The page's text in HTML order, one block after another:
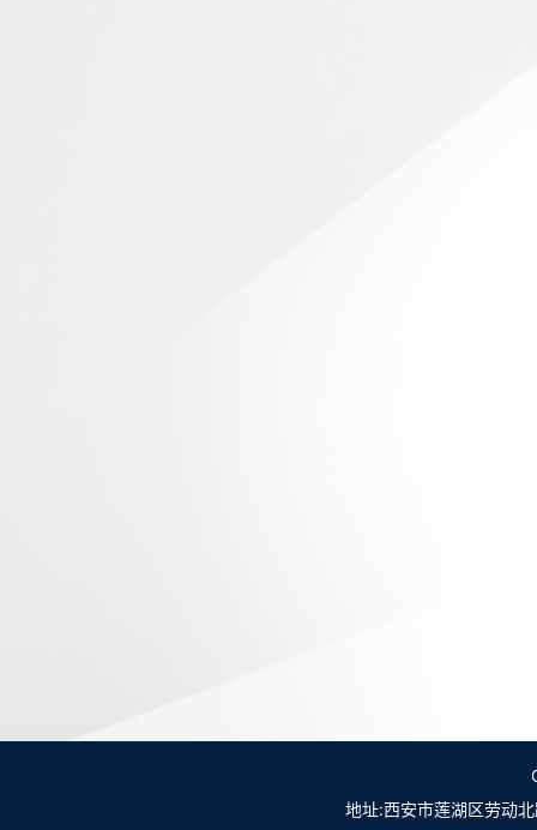
地址:西安市莲湖区劳动